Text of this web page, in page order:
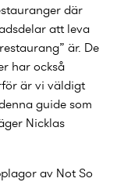
där
att leva
är. De
har också
är vi väldigt
guide som
Nicklas
av Not So